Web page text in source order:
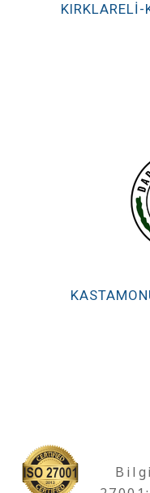
KIRKLARELİ-